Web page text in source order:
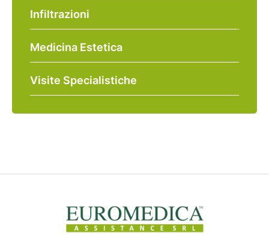
Infiltrazioni
Medicina Estetica
Visite Specialistiche